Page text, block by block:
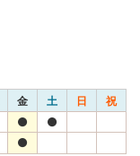
金 土 日 祝